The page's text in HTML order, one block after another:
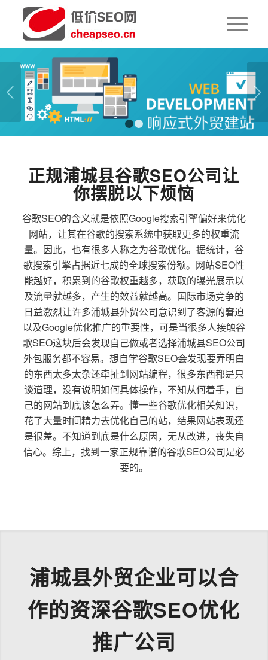
下一页
1 2
正规浦城县谷歌SEO公司让
你摆脱以下烦恼
谷歌SEO的含义就是依照Google搜索引擎偏好来优化
网站，让其在谷歌的搜索系统中获取更多的权重流
量。因此，也有很多人称之为谷歌优化。据统计，谷
歌搜索引擎占据近七成的全球搜索份额。网站SEO性
能越好，积累到的谷歌权重越多，获取的曝光展示以
及流量就越多，产生的效益就越高。国际市场竞争的
日益激烈让许多浦城县外贸公司意识到了客源的窘迫
以及Google优化推广的重要性，可是当很多人接触谷
歌SEO这块后会发现自己做或者选择浦城县SEO公司
外包服务都不容易。想自学谷歌SEO会发现要弄明白
的东西太多太杂还牵扯到网站编程，很多东西都是只
谈道理，没有说明如何具体操作，不知从何着手，自
己的网站到底该怎么弄。懂一些谷歌优化相关知识，
花了大量时间精力去优化自己的站，结果网站表现还
是很差。不知道到底是什么原因，无从改进，丧失自
信心。综上，找到一家正规靠谱的谷歌SEO公司是必
要的。
浦城县外贸企业可以合
作的资深谷歌SEO优化
推广公司